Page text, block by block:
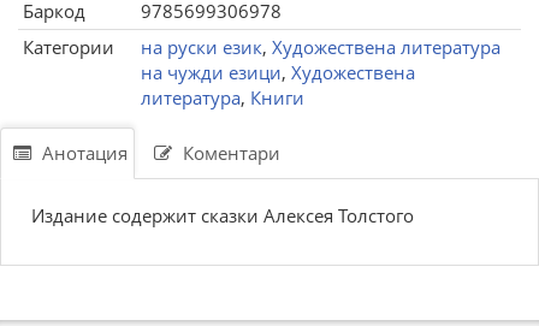
Баркод
9785699306978
Категории
на руски език, Художествена литература
на чужди езици, Художествена
литература, Книги
Анотация Коментари
Издание содержит сказки Алексея Толстого